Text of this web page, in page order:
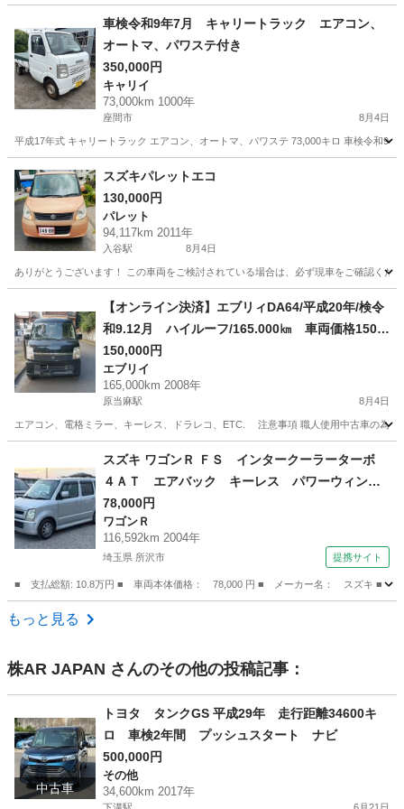
南林間駅 アルトラパン
車検令和9年7月 キャリートラック エアコン、
オートマ、パワステ付き
350,000円
キャリイ
73,000km 1000年
座間市 8月4日
平成17年式 キャリートラック エアコン、オートマ、パワステ 73,000キロ 車検令和9
神奈川 座間市 キャリイ
スズキパレットエコ
130,000円
パレット
94,117km 2011年
入谷駅 8月4日
ありがとうございます！ この車両をご検討されている場合は、必ず現車をご確認く
入谷駅 パレット
【オンライン決済】エブリィDA64/平成20年/検令
和9.12月 ハイルーフ/165.000㎞ 車両価格150.0
00円 諸費用12.000円 支払総額162.000円
150,000円
エブリイ
165,000km 2008年
原当麻駅 8月4日
エアコン、電格ミラー、キーレス、ドラレコ、ETC. 注意事項 職人使用中古車の為
原当麻駅 エブリイ
スズキ ワゴンＲ ＦＳ インタークーラーターボ
４ＡＴ エアバック キーレス パワーウィンド
ウ ＥＴＣ 社外アルミ オートエアコン 記録
簿 （検10.8）
78,000円
ワゴンＲ
116,592km 2004年
埼玉県 所沢市 提携サイト
■ 支払総額: 10.8万円 ■ 車両本体価格： 78,000 円 ■ メーカー名： スズキ ■
埼玉 所沢市
もっと見る
株AR JAPAN さんのその他の投稿記事：
中古車
トヨタ タンクGS 平成29年 走行距離34600キ
ロ 車検2年間 プッシュスタート ナビ
500,000円
その他
34,600km 2017年